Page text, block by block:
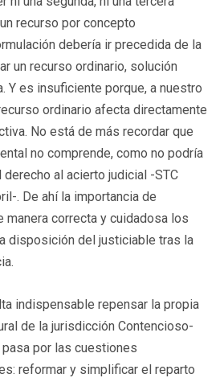
recurso por concepto
debería ir precedida de la
un recurso ordinario, solución
Y es insuficiente porque, a nuestro
ordinario afecta directamente
No está de más recordar que
no comprende, como no podría
derecho al acierto judicial -STC
. De ahí la importancia de
manera correcta y cuidadosa los
disposición del justiciable tras la
indispensable repensar la propia
de la jurisdicción Contencioso-
por las cuestiones
reformar y simplificar el reparto